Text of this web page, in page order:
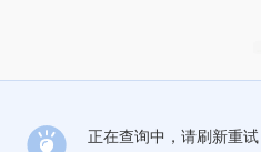
正在查询中，请刷新重试